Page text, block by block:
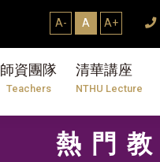
A- A A+
師資團隊
Teachers
清華講座
NTHU Lecture
熱門